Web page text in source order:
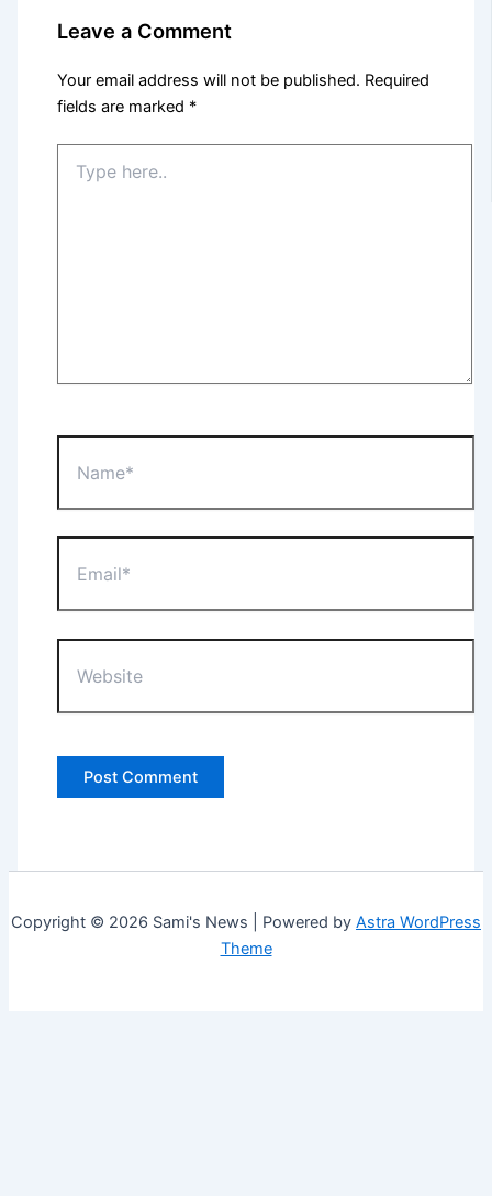
Leave a Comment
Your email address will not be published. Required
fields are marked *
here..
Copyright © 2026 Sami's News | Powered by Astra WordPress
Theme